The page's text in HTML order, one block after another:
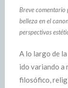
Breve comentario
belleza en el
perspectivas
A lo largo de
ido variando a
filosófico,